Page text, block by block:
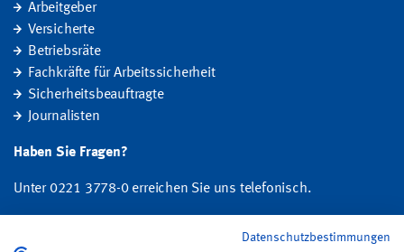
Arbeitgeber
Versicherte
Betriebsräte
Fachkräfte für Arbeitssicherheit
Sicherheitsbeauftragte
Journalisten
Haben Sie Fragen?
Unter 0221 3778-0 erreichen Sie uns telefonisch.
Entschädigung, Prävention sowie Fragen zu Mitgliedschaft und Beitrag.
Datenschutzbestimmungen